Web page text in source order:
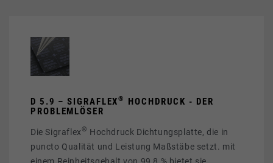
D 5.9 – SIGRAFLEX®
HOCHDRUCK - DER
PROBLEMLÖSER
Die Sigraflex® Hochdruck Dichtungsplatte, die in
puncto Qualität und Leistung Maßstäbe setzt. mit
einem Reinheitsgehalt von 99,8 % bietet sie